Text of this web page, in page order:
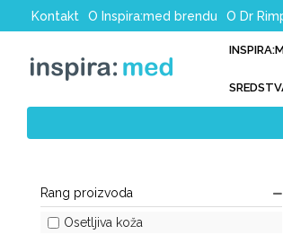
Kontakt O Inspira:med brendu O Dr
Rang proizvoda
Osetljiva koža